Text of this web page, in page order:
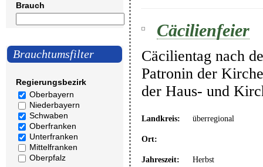
Brauch
Brauchtumsfilter
Regierungsbezirk
Oberbayern
Niederbayern
Schwaben
Oberfranken
Unterfranken
Mittelfranken
Oberpfalz
Cäcilienfeier
Cäcilientag nach
Patronin der
der Haus- und
Landkreis: überregional
Ort:
Jahreszeit: Herbst